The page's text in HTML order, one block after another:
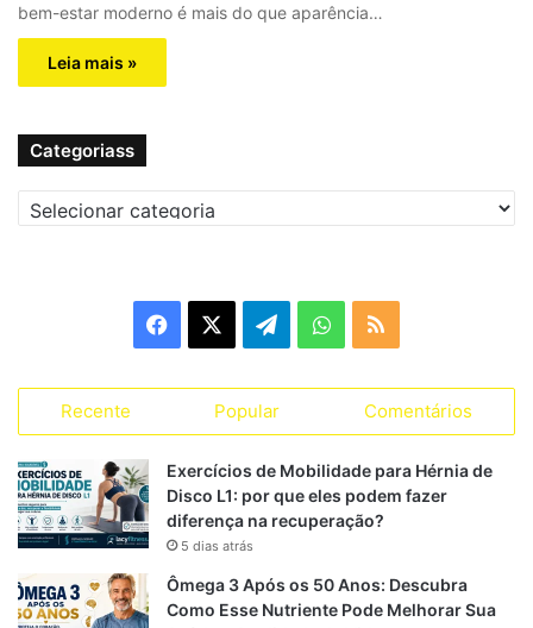
bem-estar moderno é mais do que aparência…
Leia mais »
Categoriass
a
e
b
o
e
g
a
W
t
s
p
S
Recente Popular Comentários
Exercícios de Mobilidade para Hérnia de
Disco L1: por que eles podem fazer
diferença na recuperação?
5 dias atrás
Ômega 3 Após os 50 Anos: Descubra
Como Esse Nutriente Pode Melhorar Sua